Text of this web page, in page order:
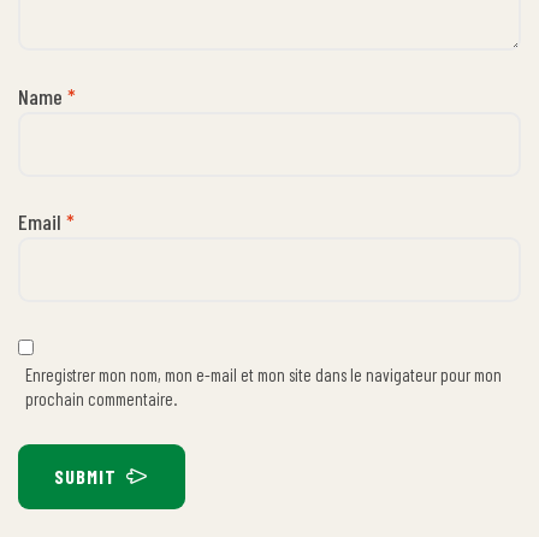
Name *
Email *
Enregistrer mon nom, mon e-mail et mon site dans le navigateur pour mon
prochain commentaire.
SUBMIT